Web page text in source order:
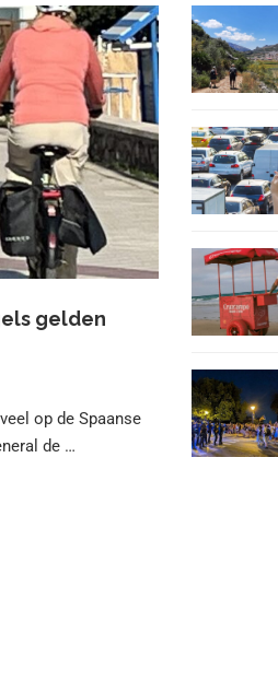
gelden
op de Spaanse
de …